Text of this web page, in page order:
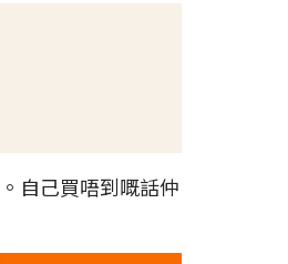
。自己買唔到嘅話仲